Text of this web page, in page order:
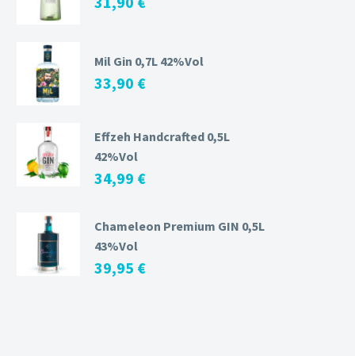
Mil Gin 0,7L 42%Vol
33,90 €
Effzeh Handcrafted 0,5L
42%Vol
34,99 €
Chameleon Premium GIN 0,5L
43%Vol
39,95 €